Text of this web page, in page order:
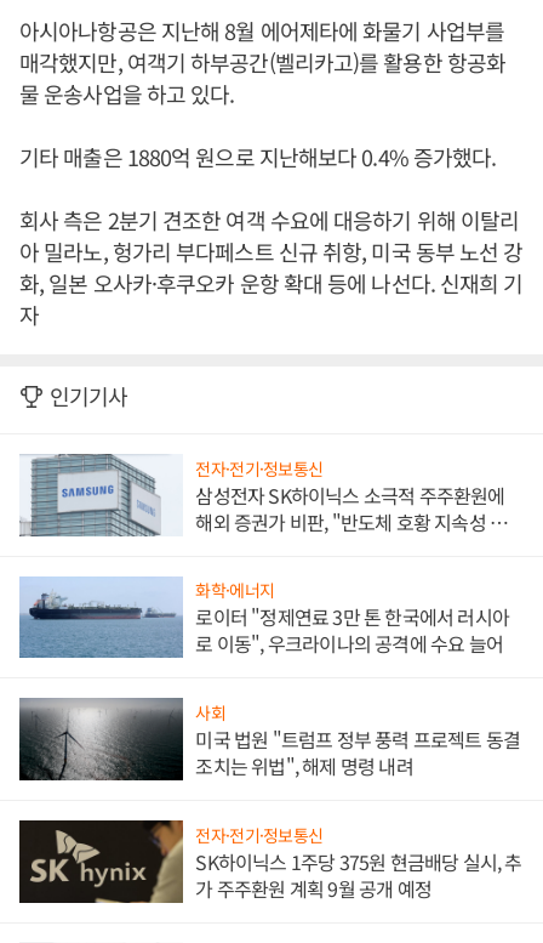
아시아나항공은 지난해 8월 에어제타에 화물기 사업부를
매각했지만, 여객기 하부공간(벨리카고)를 활용한 항공화
물 운송사업을 하고 있다.
기타 매출은 1880억 원으로 지난해보다 0.4% 증가했다.
회사 측은 2분기 견조한 여객 수요에 대응하기 위해 이탈리
아 밀라노, 헝가리 부다페스트 신규 취항, 미국 동부 노선 강
화, 일본 오사카·후쿠오카 운항 확대 등에 나선다. 신재희 기
자
인기기사
전자·전기·정보통신
삼성전자 SK하이닉스 소극적 주주환원에
해외 증권가 비판, "반도체 호황 지속성 의
화학·에너지
로이터 "정제연료 3만 톤 한국에서 러시아
로 이동", 우크라이나의 공격에 수요 늘어
사회
미국 법원 "트럼프 정부 풍력 프로젝트 동결
조치는 위법", 해제 명령 내려
전자·전기·정보통신
SK하이닉스 1주당 375원 현금배당 실시, 추
가 주주환원 계획 9월 공개 예정